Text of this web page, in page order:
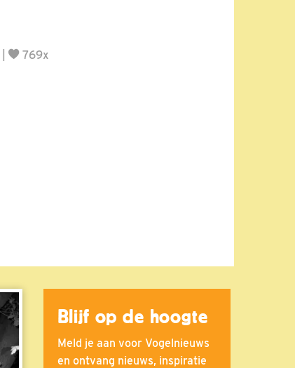
769x
Blijf op de hoogte
Meld je aan voor Vogelnieuws
en ontvang nieuws, inspiratie